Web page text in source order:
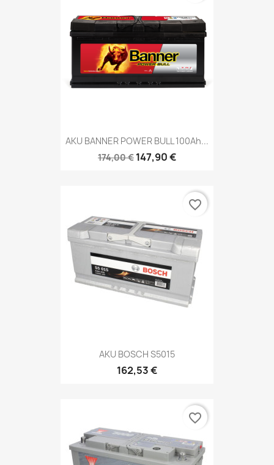
AKU BANNER POWER BULL 100Ah...
174,00 € 147,90 €
AKU BOSCH S5015
162,53 €
favorite_border
favorite_border